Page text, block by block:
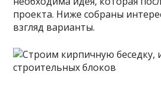
проекта. Ниже собраны
взгляд варианты.